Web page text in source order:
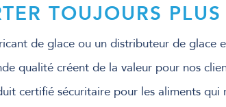
TOUJOURS PLUS
de glace ou un distributeur de glace
qualité créent de la valeur pour nos
certifié sécuritaire pour les aliments